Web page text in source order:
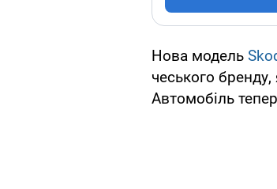
Нова модель
чеського
Автомобіль